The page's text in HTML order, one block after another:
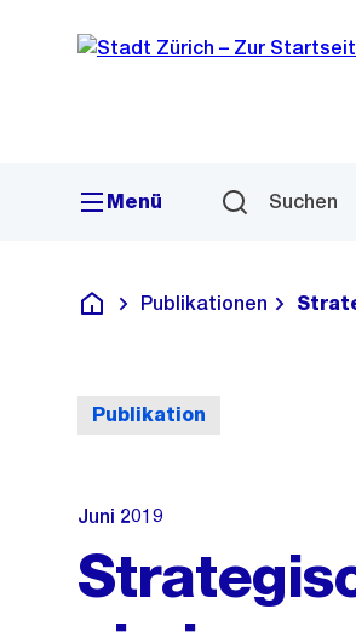
Navigation
Sprunglink
Menü Suchen
Deutsch
Publikationen
Publikation
Juni 2019